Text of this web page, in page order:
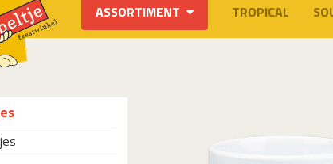
ASSORTIMENT TROPICAL